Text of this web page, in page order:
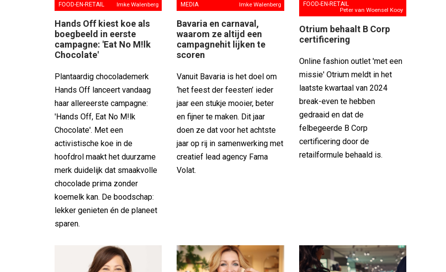
FOOD-EN-RETAIL Imke Walenberg
Hands Off kiest koe als
boegbeeld in eerste
campagne: 'Eat No M!lk
Chocolate'
Plantaardig chocolademerk
Hands Off lanceert vandaag
haar allereerste campagne:
'Hands Off, Eat No M!lk
Chocolate'. Met een
activistische koe in de
hoofdrol maakt het duurzame
merk duidelijk dat smaakvolle
chocolade prima zonder
koemelk kan. De boodschap:
lekker genieten én de planeet
sparen.
MEDIA Imke Walenberg
Bavaria en carnaval,
waarom ze altijd een
campagnehit lijken te
scoren
Vanuit Bavaria is het doel om
‘het feest der feesten’ ieder
jaar een stukje mooier, beter
en fijner te maken. Dit jaar
doen ze dat voor het achtste
jaar op rij in samenwerking met
creatief lead agency Fama
Volat.
FOOD-EN-RETAIL
Peter van Woensel Kooy
Otrium behaalt B Corp
certificering
Online fashion outlet 'met een
missie' Otrium meldt in het
laatste kwartaal van 2024
break-even te hebben
gedraaid en dat de
felbegeerde B Corp
certificering door de
retailformule behaald is.